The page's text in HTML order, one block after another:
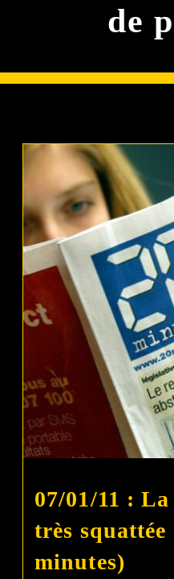
de
07/01/11 :
très
minutes)